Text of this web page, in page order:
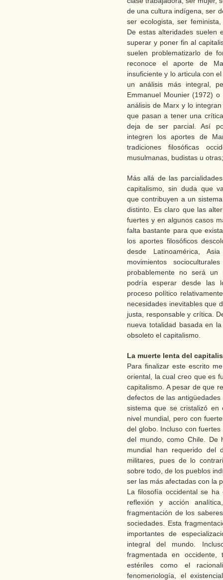
de una cultura indígena, ser
ser ecologista, ser
De estas alteridades suelen
superar y poner fin al
suelen problematizarlo de
reconoce el aporte de
insuficiente y lo articula con
un análisis más integral,
Emmanuel Mounier (1972)
análisis de Marx y lo
que pasan a tener una
deja de ser parcial. Así
integren los aportes de
tradiciones filosóficas
musulmanas, budistas u
Más allá de las
capitalismo, sin duda que
que contribuyen a un
distinto. Es claro que las
fuertes y en algunos casos
falta bastante para que
los aportes filosóficos
desde Latinoamérica,
movimientos
probablemente no será un
podría esperar desde las
proceso político
necesidades inevitables que
justa, responsable y crítica.
nueva totalidad basada en
obsoleto el capitalismo.
La muerte lenta del
Para finalizar este escrito
oriental, la cual creo que es
capitalismo. A pesar de que
defectos de las
sistema que se cristalizó
nivel mundial, pero con
del globo. Incluso con
del mundo, como Chile. De
mundial han requerido del
militares, pues de lo
sobre todo, de los pueblos
ser las más afectadas con la
La filosofía occidental se ha
reflexión y acción
fragmentación de los
sociedades. Esta
importantes de
integral del mundo.
fragmentada en occidente,
estériles como el
fenomenología, el